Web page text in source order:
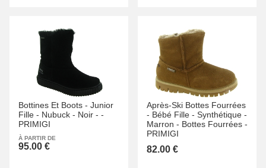
Bottines Et Boots - Junior
Fille - Nubuck - Noir - -
PRIMIGI
À PARTIR DE
95.00 €
Après-Ski Bottes Fourrées
- Bébé Fille - Synthétique -
Marron - Bottes Fourrées -
PRIMIGI
82.00 €